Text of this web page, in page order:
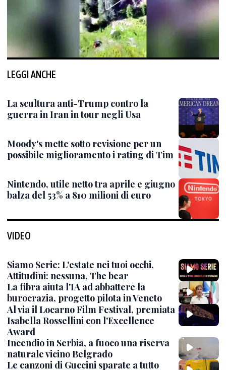
LEGGI ANCHE
La scultura anti-Trump contro la
guerra in Iran in tour negli Usa
Moody's mette sotto revisione per un
possibile miglioramento i rating di Tim
Nintendo, utile netto tra aprile e giugno
balza del 53% a 810 milioni di euro
VIDEO
Siamo Serie: L'estate nei tuoi occhi,
Attitudini: nessuna, The bear
La fibra aiuta l'IA ad abbattere la
burocrazia, progetto pilota in Veneto
Al via il Locarno Film Festival, premiata
Isabella Rossellini con l'Excellence
Award
Incendio in Serbia, a fuoco una riserva
naturale vicino Belgrado
Le canzoni di Guccini sparate a tutto